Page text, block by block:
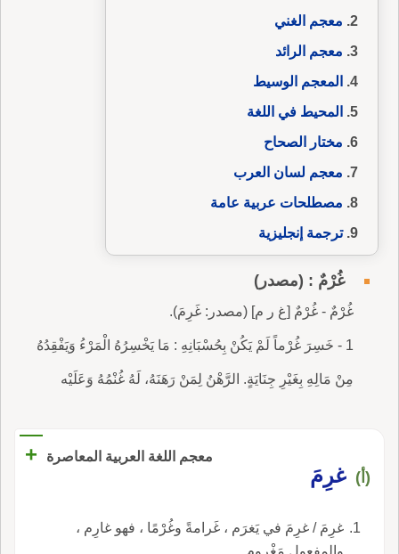
معجم الغني
معجم الرائد
المعجم الوسيط
المحيط في اللغة
مختار الصحاح
معجم لسان العرب
مصطلحات عربية عامة
ترجمة إنجليزية
غُرْمٌ : (مصدر)
غُرْمٌ - غُرْمٌ [غ ر م] (مصدر: غَرِمَ).
1 - خَسِرَ غُرْماً لَمْ يَكُنْ بِحُسْبَانِهِ : مَا يَخْسِرُهُ الْمَرْءُ وَيَفْقِدُهُ
مِنْ مَالِهِ بِغَيْرِ جِنَايَةٍ. الرَّهْنُ لِمَنْ رَهَنَهُ، لَهُ غُنْمُهُ وَعَلَيْه
معجم اللغة العربية المعاصرة +
(أ) غرِمَ
غرِمَ / غرِمَ في يَغرَم ، غَرامةً وغُرْمًا ، فهو غارِم ،
والمفعول مَغْروم.